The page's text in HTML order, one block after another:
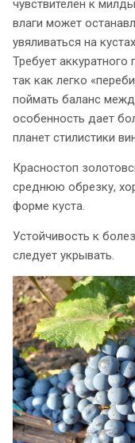
чувствителен к
влаги может
увяливаться на
Требует аккуратного
так как легко
поймать баланс
особенность дает
планет стилистики
Красностоп
среднюю обрезку,
форме куста.
Устойчивость к
следует укрывать.